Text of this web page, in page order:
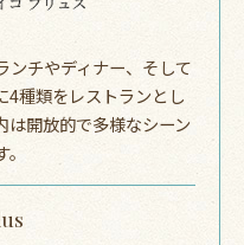
ンチやディナー、そして
4種類をレストランとし
は開放的で多様なシーン